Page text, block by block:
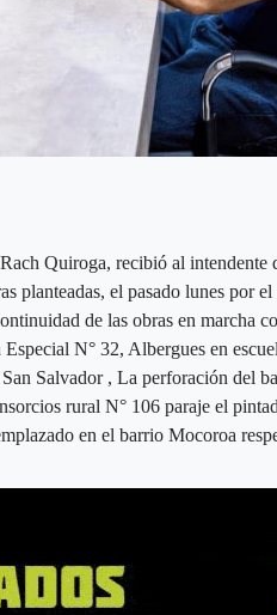
Quiroga, recibió al intendente
planteadas, el pasado lunes por
de las obras en marcha
N° 32, Albergues en
Salvador , La perforación del
rural N° 106 paraje el
en el barrio Mocoroa